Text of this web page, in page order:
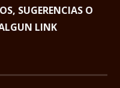
SUGERENCIAS O
LINK